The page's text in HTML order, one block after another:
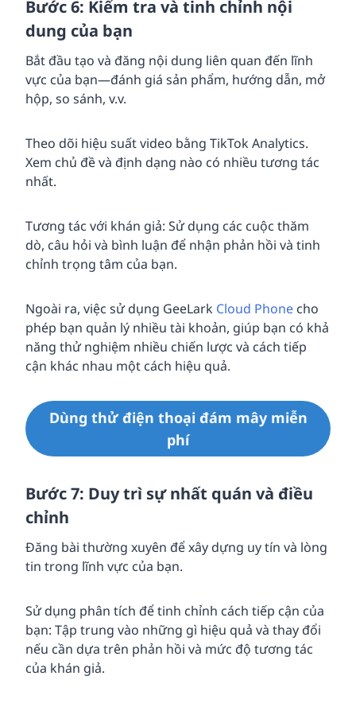
Bước 6: Kiểm tra và tinh chỉnh nội
dung của bạn
Bắt đầu tạo và đăng nội dung liên quan đến lĩnh
vực của bạn—đánh giá sản phẩm, hướng dẫn, mở
hộp, so sánh, v.v.
Theo dõi hiệu suất video bằng TikTok Analytics.
Xem chủ đề và định dạng nào có nhiều tương tác
nhất.
Tương tác với khán giả: Sử dụng các cuộc thăm
dò, câu hỏi và bình luận để nhận phản hồi và tinh
chỉnh trọng tâm của bạn.
Ngoài ra, việc sử dụng GeeLark Cloud Phone cho
phép bạn quản lý nhiều tài khoản, giúp bạn có khả
năng thử nghiệm nhiều chiến lược và cách tiếp
cận khác nhau một cách hiệu quả.
Dùng thử điện thoại đám mây miễn
phí
Bước 7: Duy trì sự nhất quán và điều
chỉnh
Đăng bài thường xuyên để xây dựng uy tín và lòng
tin trong lĩnh vực của bạn.
Sử dụng phân tích để tinh chỉnh cách tiếp cận của
bạn: Tập trung vào những gì hiệu quả và thay đổi
nếu cần dựa trên phản hồi và mức độ tương tác
của khán giả.